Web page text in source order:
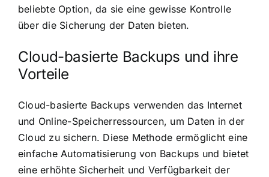
beliebte Option, da sie eine gewisse Kontrolle
über die Sicherung der Daten bieten.
Cloud-basierte Backups und ihre
Vorteile
Cloud-basierte Backups verwenden das Internet
und Online-Speicherressourcen, um Daten in der
Cloud zu sichern. Diese Methode ermöglicht eine
einfache Automatisierung von Backups und bietet
eine erhöhte Sicherheit und Verfügbarkeit der